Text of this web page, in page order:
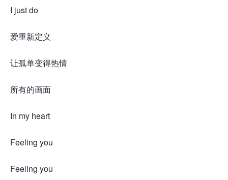
I just do
爱重新定义
让孤单变得热情
所有的画面
In my heart
Feeling you
Feeling you